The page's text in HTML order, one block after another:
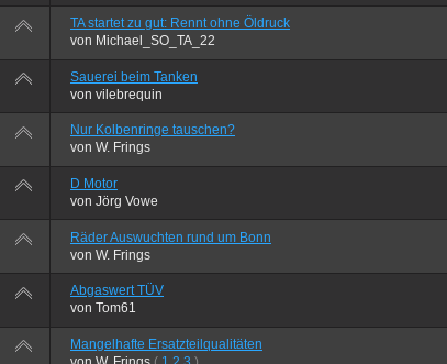
TA startet zu gut: Rennt ohne Öldruck
von Michael_SO_TA_22
Sauerei beim Tanken
von vilebrequin
Nur Kolbenringe tauschen?
von W. Frings
D Motor
von Jörg Vowe
Räder Auswuchten rund um Bonn
von W. Frings
Abgaswert TÜV
von Tom61
Mangelhafte Ersatzteilqualitäten